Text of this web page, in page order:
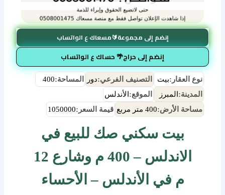
إنضم إلى مجموعة🔰مسعاك ع الواتساب
إنضم إلى حراج🌴 حساك ع الواتساب
نوع العقار:بيت التصنيف الفرعي:دور المساحة:400
المدينة: المبرز الموقع: الأندلس
مساحة الأرض:400 متر مربع قيمة السعر:1050000
بيت سكني صك للبيع في
الاندلس – 400 م وشارع 12
م في الأندلس – الأحساء